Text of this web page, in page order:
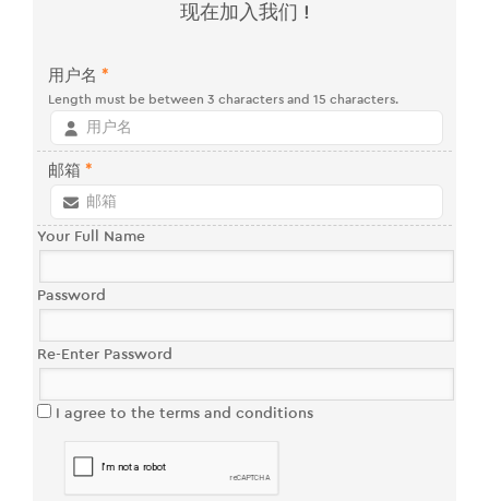
现在加入我们 !
用户名 *
Length must be between 3 characters and 15 characters.
邮箱 *
Your Full Name
Password
Re-Enter Password
I agree to the terms and conditions